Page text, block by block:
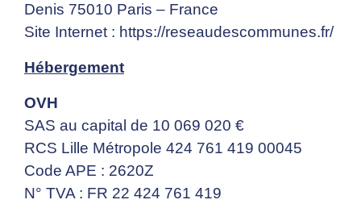
Denis 75010 Paris – France
Site Internet : https://reseaudescommunes.fr/
Hébergement
OVH
SAS au capital de 10 069 020 €
RCS Lille Métropole 424 761 419 00045
Code APE : 2620Z
N° TVA : FR 22 424 761 419